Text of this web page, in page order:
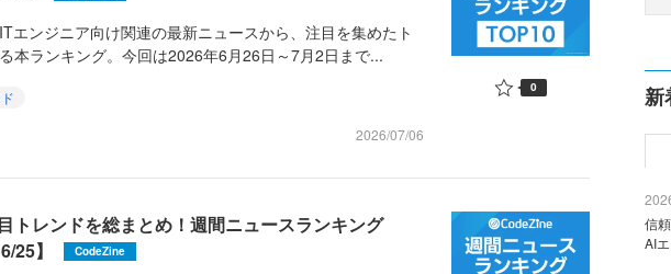
エンジニア向け関連の最新ニュースから、注目を集めたト
本ランキング。今回は2026年6月26日～7月2日まで...
2026/07/06
0
トレンドを総まとめ！週間ニュースランキング
25】
CodeZine
新
信
AI